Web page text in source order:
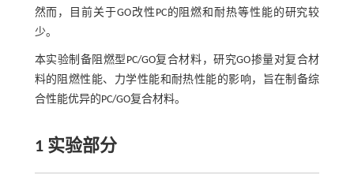
然而，目前关于GO改性PC的阻燃和耐热等性能的研究较
少。
本实验制备阻燃型PC/GO复合材料，研究GO掺量对复合材
料的阻燃性能、力学性能和耐热性能的影响，旨在制备综
合性能优异的PC/GO复合材料。
1 实验部分